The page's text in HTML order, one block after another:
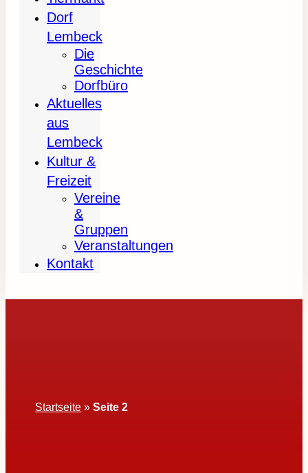
Dorf
Lembeck
Die
Geschichte
Dorfbüro
Aktuelles
aus
Lembeck
Kultur &
Freizeit
Vereine
&
Gruppen
Veranstaltungen
Kontakt
Startseite »Seite 2